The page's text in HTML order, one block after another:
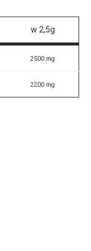
w 2,5g
2500 mg
2200 mg